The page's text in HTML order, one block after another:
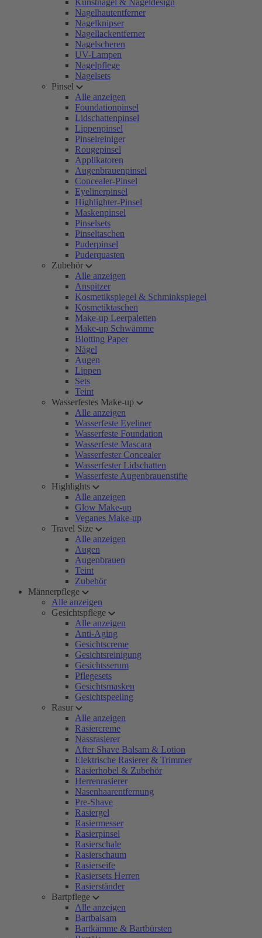
Kunstnägel & Nageldesign
Nagelhautentferner
Nagelknipser
Nagellackentferner
Nagelscheren
UV-Lampen
Nagelpflege
Nagelsets
Pinsel
Alle anzeigen
Foundationpinsel
Lidschattenpinsel
Lippenpinsel
Pinselreiniger
Rougepinsel
Applikatoren
Augenbrauenpinsel
Concealer-Pinsel
Eyelinerpinsel
Highlighter-Pinsel
Maskenpinsel
Pinselsets
Pinseltaschen
Puderpinsel
Puderquasten
Zubehör
Alle anzeigen
Anspitzer
Kosmetikspiegel & Schminkspiegel
Kosmetiktaschen
Make-up Leerpaletten
Make-up Schwämme
Blotting Paper
Nägel
Augen
Lippen
Sets
Teint
Wasserfestes Make-up
Alle anzeigen
Wasserfeste Eyeliner
Wasserfeste Foundation
Wasserfeste Mascara
Wasserfester Concealer
Wasserfester Lidschatten
Wasserfeste Augenbrauenstifte
Highlights
Alle anzeigen
Glow Make-up
Veganes Make-up
Travel Size
Alle anzeigen
Augen
Augenbrauen
Teint
Zubehör
Männerpflege
Alle anzeigen
Gesichtspflege
Alle anzeigen
Anti-Aging
Gesichtscreme
Gesichtsreinigung
Gesichtsserum
Pflegesets
Gesichtsmasken
Gesichtspeeling
Rasur
Alle anzeigen
Rasiercreme
Nassrasierer
After Shave Balsam & Lotion
Elektrische Rasierer & Trimmer
Rasierhobel & Zubehör
Herrenrasierer
Nasenhaarentfernung
Pre-Shave
Rasiergel
Rasiermesser
Rasierpinsel
Rasierschale
Rasierschaum
Rasierseife
Rasiersets Herren
Rasierständer
Bartpflege
Alle anzeigen
Bartbalsam
Bartkämme & Bartbürsten